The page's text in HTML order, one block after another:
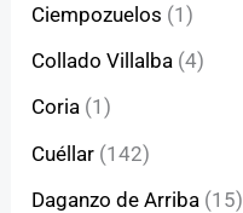
Ciempozuelos (1)
Collado Villalba (4)
Coria (1)
Cuéllar (142)
Daganzo de Arriba (15)